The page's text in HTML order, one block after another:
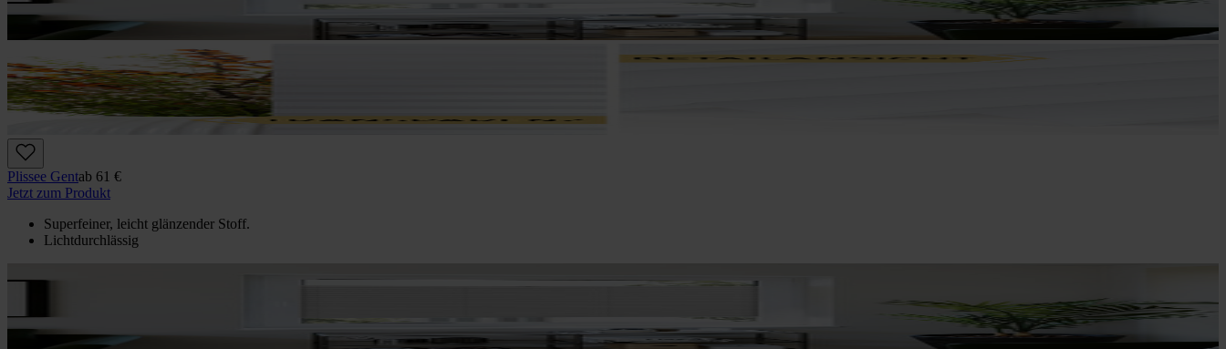
Plissee Gentab 61 €
Jetzt zum Produkt
Superfeiner, leicht glänzender Stoff.
Lichtdurchlässig